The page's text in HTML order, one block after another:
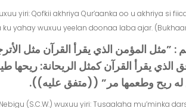
yiri: Qofkii akhriya Qur’aanka oo u akhriya
yahay wuxuu yeelan doonaa laba ajar.
المؤمن الذي يقرأ القرآن مثل
الذي يقرأ القرآن كمثل الريحانة‏:‏
له ريح وطعمها مر‏”‏ ‏(‏‏(‏متفق عليه‏)‏‏)‏‏.
(S.C.W.) wuxuu yiri: Tusaalaha mu’minka